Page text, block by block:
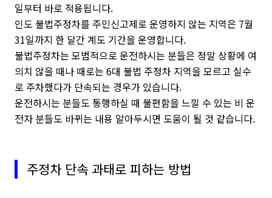
일부터 바로 적용됩니다.
인도 불법주정차를 주민신고제로 운영하지 않는 지역은 7월
31일까지 한 달간 계도 기간을 운영합니다.
불법주정차는 모범적으로 운전하시는 분들은 정말 상황에 여
의치 않을 때나 때로는 6대 불법 주정차 지역을 모르고 실수
로 주차했다가 단속되는 경우가 있습니다.
운전하시는 분들도 통행하실 때 불편함을 느낄 수 있는 비 운
전자 분들도 바뀌는 내용 알아두시면 도움이 될 것 같습니다.
주정차 단속 과태로 피하는 방법